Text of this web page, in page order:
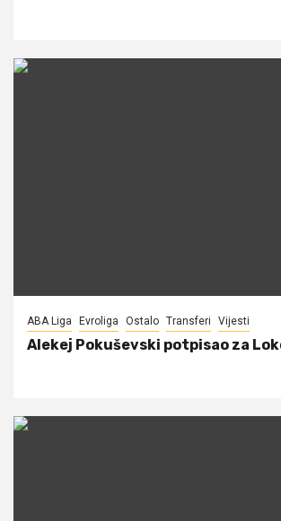
ABA Liga Evroliga Ostalo Transferi Vijesti
Alekej Pokuševski potpisao za